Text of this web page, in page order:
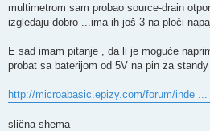
multimetrom sam probao source-drain
izgledaju dobro ...ima ih još 3 na ploči
E sad imam pitanje , da li je moguće
probat sa baterijom od 5V na pin za
http://microabasic.epizy.com/forum/inde
slična shema